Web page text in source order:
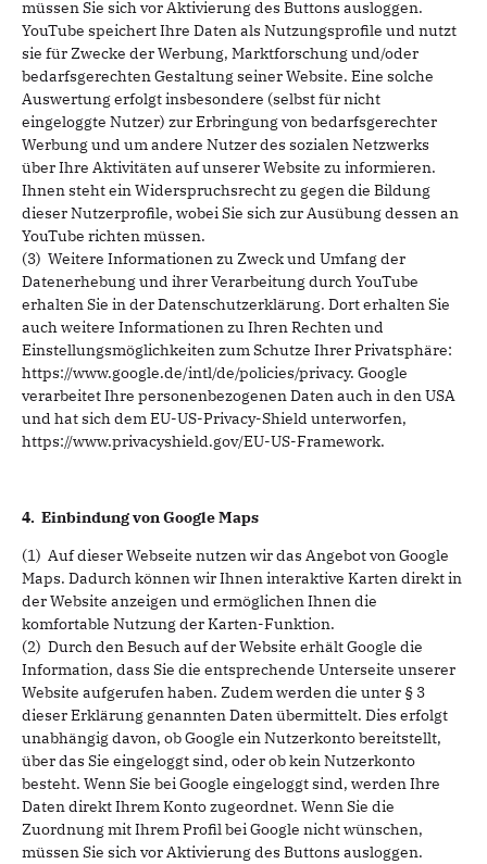
müssen Sie sich vor Aktivierung des Buttons ausloggen.
YouTube speichert Ihre Daten als Nutzungsprofile und nutzt
sie für Zwecke der Werbung, Marktforschung und/oder
bedarfsgerechten Gestaltung seiner Website. Eine solche
Auswertung erfolgt insbesondere (selbst für nicht
eingeloggte Nutzer) zur Erbringung von bedarfsgerechter
Werbung und um andere Nutzer des sozialen Netzwerks
über Ihre Aktivitäten auf unserer Website zu informieren.
Ihnen steht ein Widerspruchsrecht zu gegen die Bildung
dieser Nutzerprofile, wobei Sie sich zur Ausübung dessen an
YouTube richten müssen.
(3) Weitere Informationen zu Zweck und Umfang der
Datenerhebung und ihrer Verarbeitung durch YouTube
erhalten Sie in der Datenschutzerklärung. Dort erhalten Sie
auch weitere Informationen zu Ihren Rechten und
Einstellungsmöglichkeiten zum Schutze Ihrer Privatsphäre:
https://www.google.de/intl/de/policies/privacy. Google
verarbeitet Ihre personenbezogenen Daten auch in den USA
und hat sich dem EU-US-Privacy-Shield unterworfen,
https://www.privacyshield.gov/EU-US-Framework.
4. Einbindung von Google Maps
(1) Auf dieser Webseite nutzen wir das Angebot von Google
Maps. Dadurch können wir Ihnen interaktive Karten direkt in
der Website anzeigen und ermöglichen Ihnen die
komfortable Nutzung der Karten-Funktion.
(2) Durch den Besuch auf der Website erhält Google die
Information, dass Sie die entsprechende Unterseite unserer
Website aufgerufen haben. Zudem werden die unter § 3
dieser Erklärung genannten Daten übermittelt. Dies erfolgt
unabhängig davon, ob Google ein Nutzerkonto bereitstellt,
über das Sie eingeloggt sind, oder ob kein Nutzerkonto
besteht. Wenn Sie bei Google eingeloggt sind, werden Ihre
Daten direkt Ihrem Konto zugeordnet. Wenn Sie die
Zuordnung mit Ihrem Profil bei Google nicht wünschen,
müssen Sie sich vor Aktivierung des Buttons ausloggen.